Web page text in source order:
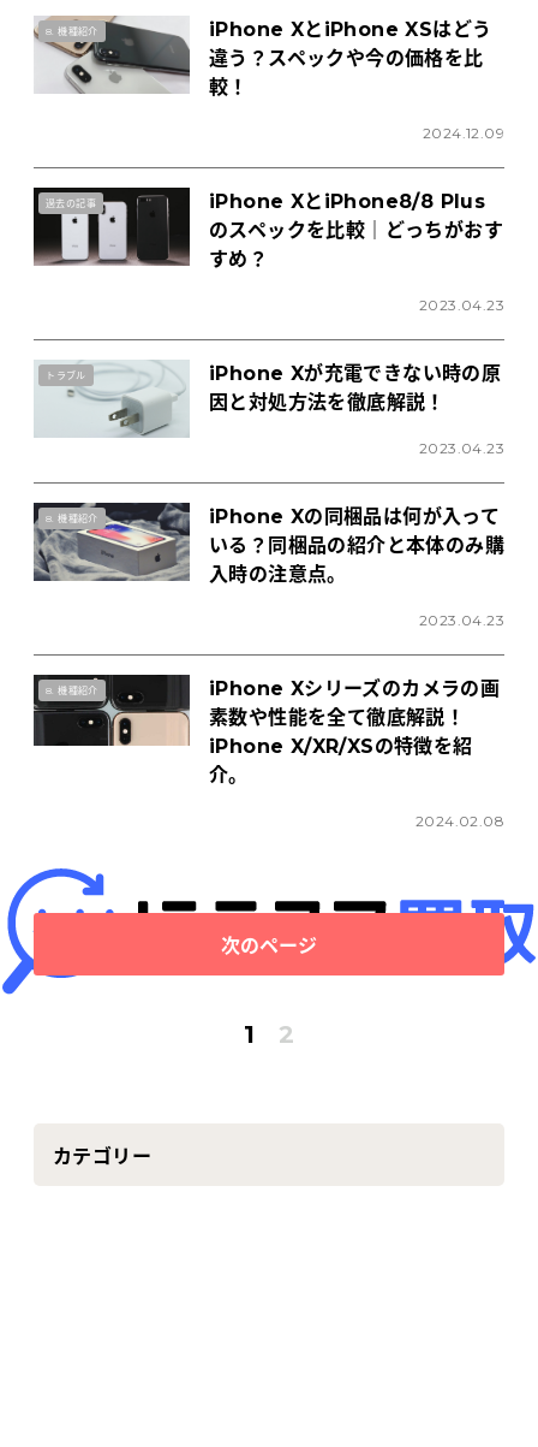
iPhone XとiPhone XSはどう
違う？スペックや今の価格を比
較！
2024.12.09
8. 機種紹介
iPhone XとiPhone8/8 Plus
のスペックを比較｜どっちがおす
すめ？
2023.04.23
過去の記事
iPhone Xが充電できない時の原
因と対処方法を徹底解説！
2023.04.23
トラブル
iPhone Xの同梱品は何が入って
いる？同梱品の紹介と本体のみ購
入時の注意点。
2023.04.23
8. 機種紹介
iPhone Xシリーズのカメラの画
素数や性能を全て徹底解説！
iPhone X/XR/XSの特徴を紹
介。
2024.02.08
8. 機種紹介
次のページ
1 2
カテゴリー